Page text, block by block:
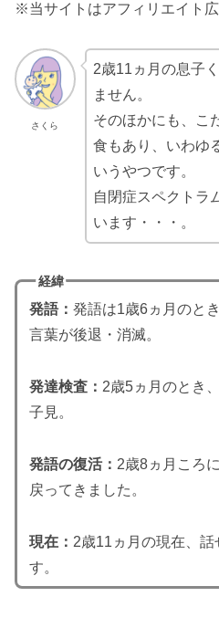
※当サイトはアフィリエイト
さくら
2歳11ヵ月の息子
ません。
そのほかにも、こ
食もあり、いわゆ
いうやつです。
自閉症スペクトラ
います・・・。
経緯
発語： 発語は1歳6ヵ月のと
言葉が後退・消滅。
発達検査： 2歳5ヵ月のとき
子見。
発語の復活： 2歳8ヵ月ころ
戻ってきました。
現在： 2歳11ヵ月の現在、
す。